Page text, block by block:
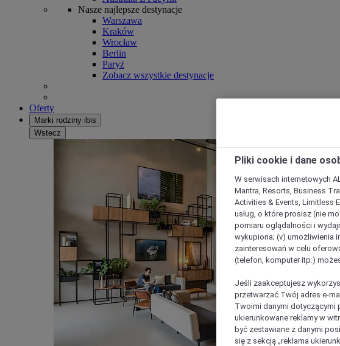
Nasze najlepsze destynacje
Warszawa
Kraków
Wrocław
Berlin
Paryż
Zobacz wszystkie destynacje
Oferty
Marki rodziny ibis
Wstecz
Pliki cookie i dane
W serwisach internetowych
Mantra, Resorts, Business
Activities & Events, Limitless
usług, o które prosisz (nie
pomiaru oglądalności i
wykupiona; (v) umożliwienia
zainteresowań w celu
(telefon, komputer itp.)
Jeśli zaakceptujesz
przetwarzać Twój adres e-
Twoimi danymi dotyczącymi
ukierunkowane reklamy w
być zestawiane z danymi
się z sekcją „reklama